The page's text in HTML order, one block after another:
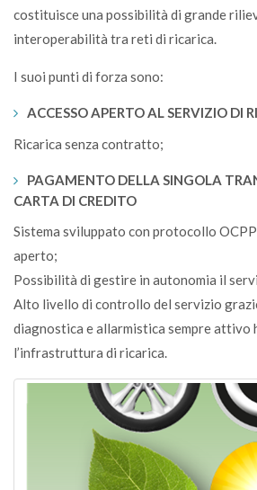
costituisce una possibilità di grande
interoperabilità tra reti di ricarica.
I suoi punti di forza sono:
ACCESSO APERTO AL SERVIZIO DI
Ricarica senza contratto;
PAGAMENTO DELLA SINGOLA
CARTA DI CREDITO
Sistema sviluppato con protocollo
aperto;
Possibilità di gestire in autonomia il
Alto livello di controllo del servizio
diagnostica e allarmistica sempre attivo
l’infrastruttura di ricarica.